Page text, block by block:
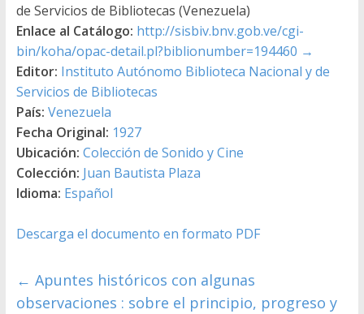
de Servicios de Bibliotecas (Venezuela)
Enlace al Catálogo: http://sisbiv.bnv.gob.ve/cgi-
bin/koha/opac-detail.pl?biblionumber=194460 →
Editor: Instituto Autónomo Biblioteca Nacional y de
Servicios de Bibliotecas
País: Venezuela
Fecha Original: 1927
Ubicación: Colección de Sonido y Cine
Colección: Juan Bautista Plaza
Idioma: Español
Descarga el documento en formato PDF
← Apuntes históricos con algunas
observaciones : sobre el principio, progreso y